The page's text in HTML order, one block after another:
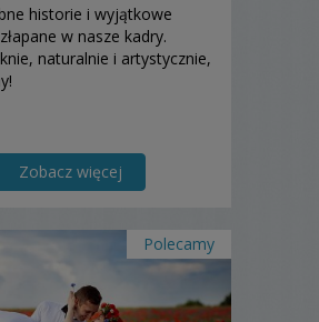
historie i wyjątkowe
w nasze kadry.
naturalnie i artystycznie,
Zobacz więcej
Polecamy